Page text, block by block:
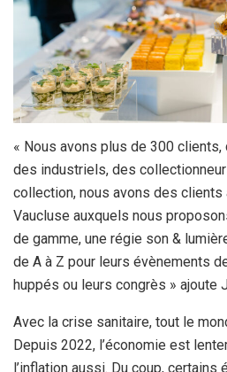
« Nous avons plus de 300
des industriels, des
collection, nous avons des clients
Vaucluse auxquels nous
de gamme, une régie son &
de A à Z pour leurs évènements
huppés ou leurs congrès » ajoute
Avec la crise sanitaire, tout le
Depuis 2022, l’économie est
l’inflation aussi. Du coup, certains